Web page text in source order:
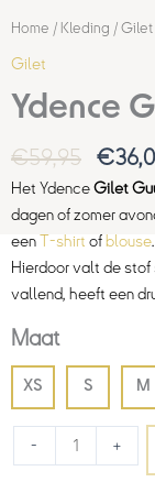
Home / Kleding / Gilet
Gilet
Ydence
€59,95 €
Het YdenceGilet
dagen of zomer
eenT-shirt of blouse.
Hierdoor valt de
vallend, heeft een
Maat
XS S M
- +